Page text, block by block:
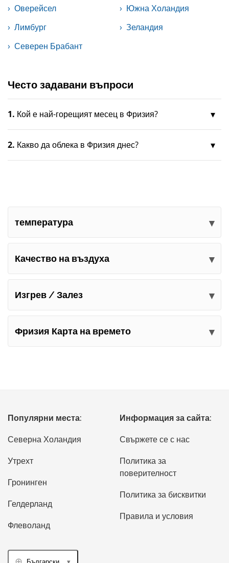
Оверейсел
Южна Холандия
Лимбург
Зеландия
Северен Брабант
Често задавани въпроси
1. Кой е най-горещият месец в Фризия?
2. Какво да облека в Фризия днес?
температура
Качество на въздуха
Изгрев / Залез
Фризия Карта на времето
Популярни места:
Северна Холандия
Утрехт
Гронинген
Гелдерланд
Флеволанд
Информация за сайта:
Свържете се с нас
Политика за
поверителност
Политика за бисквитки
Правила и условия
Български